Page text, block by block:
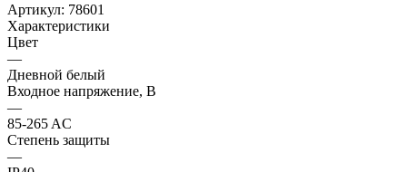
Артикул: 78601
Характеристики
Цвет
—
Дневной белый
Входное напряжение, В
—
85-265 AC
Степень защиты
—